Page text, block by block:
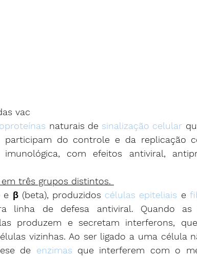
vac
naturais de sinalização celular
participam do controle e da replicação
com efeitos antiviral,
três grupos distintos.
β (beta), produzidos células epiteliais e
linha de defesa antiviral. Quando as
produzem e secretam interferons,
vizinhas. Ao ser ligado a uma célula
de enzimas que interferem com o